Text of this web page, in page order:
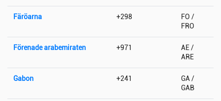
Färöarna +298
FO /
FRO
Förenade arabemiraten +971
AE /
ARE
Gabon +241
GA /
GAB